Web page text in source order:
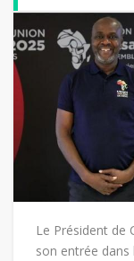
Le Président de
son entrée dans